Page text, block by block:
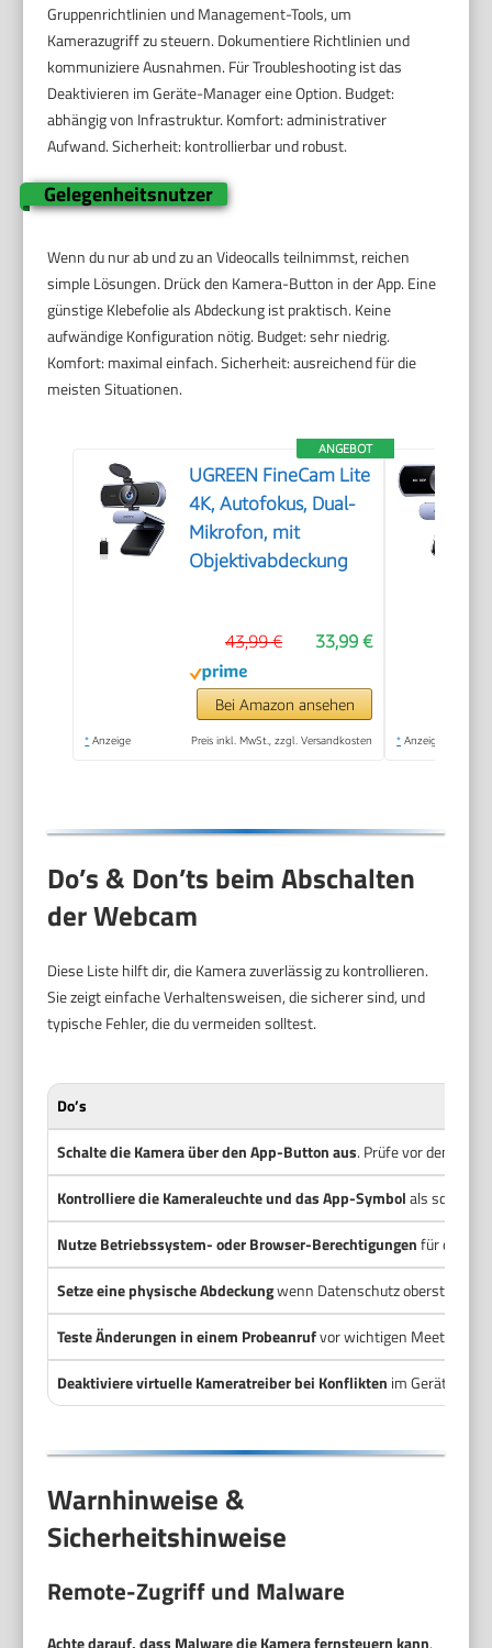
Gruppenrichtlinien und Management-Tools, um
Kamerazugriff zu steuern. Dokumentiere Richtlinien und
kommuniziere Ausnahmen. Für Troubleshooting ist das
Deaktivieren im Geräte-Manager eine Option. Budget:
abhängig von Infrastruktur. Komfort: administrativer
Aufwand. Sicherheit: kontrollierbar und robust.
Gelegenheitsnutzer
Wenn du nur ab und zu an Videocalls teilnimmst, reichen
simple Lösungen. Drück den Kamera-Button in der App. Eine
günstige Klebefolie als Abdeckung ist praktisch. Keine
aufwändige Konfiguration nötig. Budget: sehr niedrig.
Komfort: maximal einfach. Sicherheit: ausreichend für die
meisten Situationen.
ANGEBOT
UGREEN FineCam Lite
4K, Autofokus, Dual-
Mikrofon, mit
Objektivabdeckung
33,99 €
43,99 €
Bei Amazon ansehen
* Anzeige Preis inkl. MwSt., zzgl. Versandkosten * Anzeige
Do’s & Don’ts beim Abschalten
der Webcam
Diese Liste hilft dir, die Kamera zuverlässig zu kontrollieren.
Sie zeigt einfache Verhaltensweisen, die sicherer sind, und
typische Fehler, die du vermeiden solltest.
Do’s
Schalte die Kamera über den App-Button aus. Prüfe vor dem
Kontrolliere die Kameraleuchte und das App-Symbolals schnelle
Nutze Betriebssystem- oder Browser-Berechtigungenfür
Setze eine physische Abdeckungwenn Datenschutz oberste
Teste Änderungen in einem Probeanrufvor wichtigen Meetings.
Deaktiviere virtuelle Kameratreiber bei Konflikten im Geräte-
Warnhinweise &
Sicherheitshinweise
Remote-Zugriff und Malware